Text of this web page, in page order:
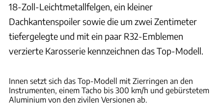
18-Zoll-Leichtmetallfelgen, ein kleiner
Dachkantenspoiler sowie die um zwei Zentimeter
tiefergelegte und mit ein paar R32-Emblemen
verzierte Karosserie kennzeichnen das Top-Modell.
Innen setzt sich das Top-Modell mit Zierringen an den
Instrumenten, einem Tacho bis 300 km/h und gebürstetem
Aluminium von den zivilen Versionen ab.